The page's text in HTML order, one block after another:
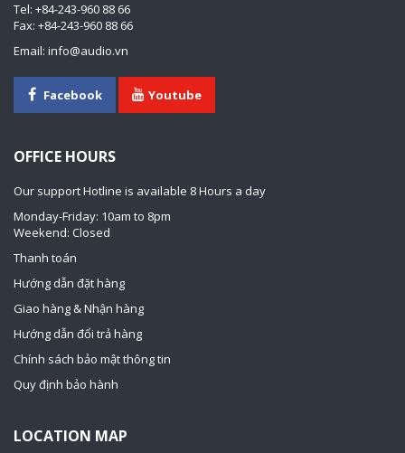
Tel: +84-243-960 88 66
Fax: +84-243-960 88 66
Email: info@audio.vn
Facebook Youtube
OFFICE HOURS
Our support Hotline is available 8 Hours a day
Monday-Friday: 10am to 8pm
Weekend: Closed
Thanh toán
Hướng dẫn đặt hàng
Giao hàng & Nhận hàng
Hướng dẫn đổi trả hàng
Chính sách bảo mật thông tin
Quy định bảo hành
LOCATION MAP